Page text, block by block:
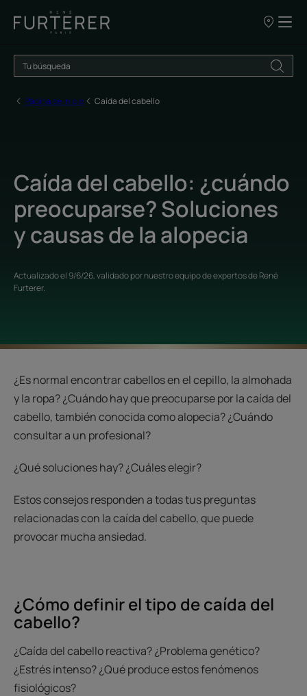
NUESTROS
VENTA
Página de inicio Caída del cabello
Caída del cabello: ¿cuándo
preocuparse? Soluciones
y causas de la alopecia
Actualizado el 9/6/26, validado pornuestro equipo de expertos de René
Furterer.
¿Es normal encontrar cabellos en el cepillo, la almohada
y la ropa? ¿Cuándo hay que preocuparse por la caída del
cabello, también conocida como alopecia? ¿Cuándo
consultar a un profesional?
¿Qué soluciones hay? ¿Cuáles elegir?
Estos consejos responden a todas tus preguntas
relacionadas con la caída del cabello, que puede
provocar mucha ansiedad.
¿Cómo definir el tipo de caída del
cabello?
¿Caída del cabello reactiva? ¿Problema genético?
¿Estrés intenso? ¿Qué produce estos fenómenos
fisiológicos?